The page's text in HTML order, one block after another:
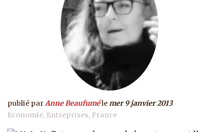
publié par Anne Beaufuméle mer 9 janvier 2013
Economie Entreprises France